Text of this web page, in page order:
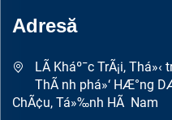
Adresă
LÃ­ Kháº¯c TrÃ¡i,
ThÃ nh phá»‘ HÆ°ng
ChÃ¢u, Tá»‰nh HÃ Nam